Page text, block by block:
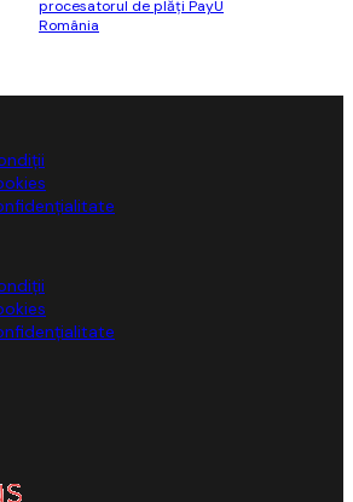
procesatorul de plăţi PayU
România